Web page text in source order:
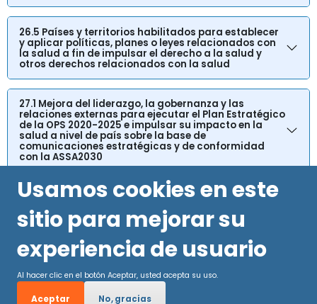
26.5 Países y territorios habilitados para establecer
y aplicar políticas, planes o leyes relacionados con
la salud a fin de impulsar el derecho a la salud y
otros derechos relacionados con la salud
27.1 Mejora del liderazgo, la gobernanza y las
relaciones externas para ejecutar el Plan Estratégico
de la OPS 2020-2025 e impulsar su impacto en la
salud a nivel de país sobre la base de
comunicaciones estratégicas y de conformidad
con la ASSA2030
Usamos cookies en este
sitio para mejorar su
experiencia de usuario
Al hacer clic en el botón Aceptar, usted acepta su uso.
Aceptar No, gracias